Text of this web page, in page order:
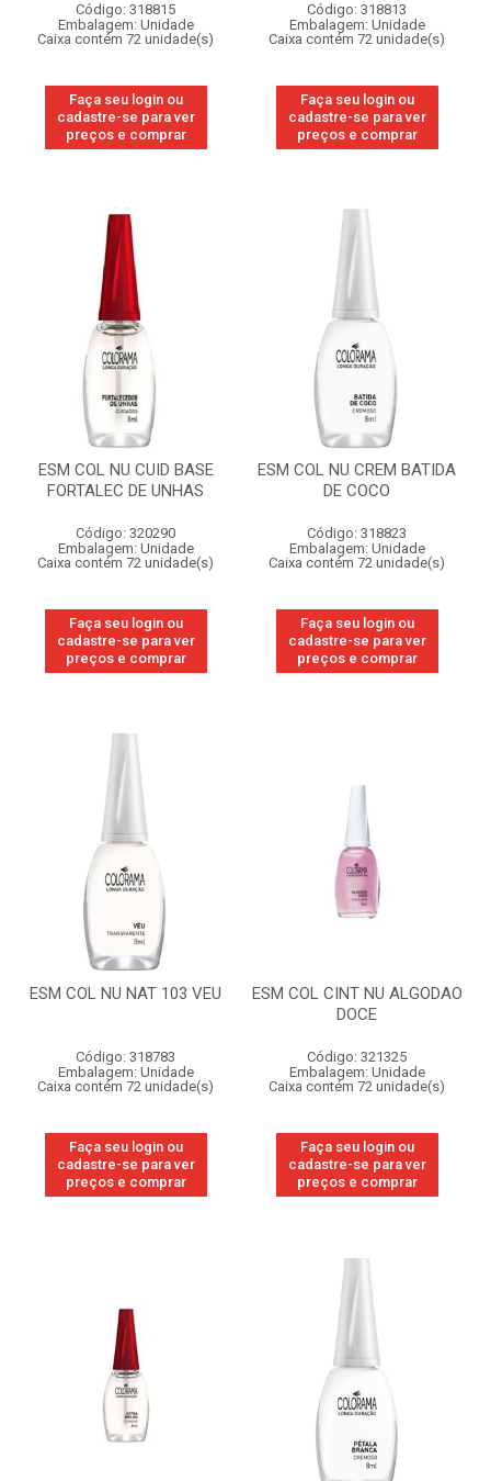
Código: 318815
Embalagem: Unidade
Caixa contém 72 unidade(s)
Faça seu login ou
cadastre-se para ver
preços e comprar
Código: 318813
Embalagem: Unidade
Caixa contém 72 unidade(s)
Faça seu login ou
cadastre-se para ver
preços e comprar
ESM COL NU CUID BASE
FORTALEC DE UNHAS
Código: 320290
Embalagem: Unidade
Caixa contém 72 unidade(s)
Faça seu login ou
cadastre-se para ver
preços e comprar
ESM COL NU CREM BATIDA
DE COCO
Código: 318823
Embalagem: Unidade
Caixa contém 72 unidade(s)
Faça seu login ou
cadastre-se para ver
preços e comprar
ESM COL NU NAT 103 VEU
Código: 318783
Embalagem: Unidade
Caixa contém 72 unidade(s)
Faça seu login ou
cadastre-se para ver
preços e comprar
ESM COL CINT NU ALGODAO
DOCE
Código: 321325
Embalagem: Unidade
Caixa contém 72 unidade(s)
Faça seu login ou
cadastre-se para ver
preços e comprar